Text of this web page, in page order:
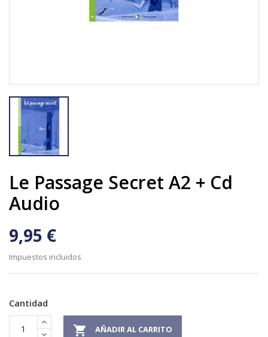
Le Passage Secret A2 + Cd
Audio
9,95 €
Impuestos incluidos
Cantidad
 AÑADIR AL CARRITO